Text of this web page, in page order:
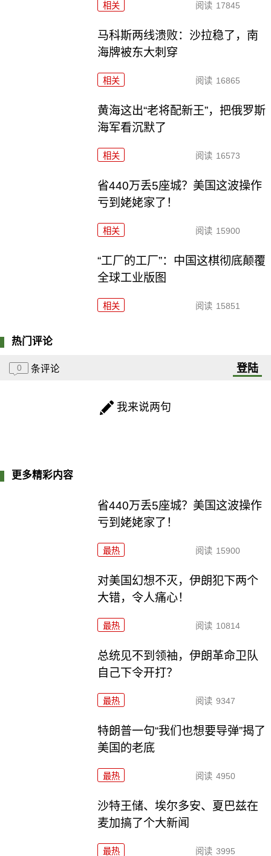
相关 阅读 17845
马科斯两线溃败：沙拉稳了，南
海牌被东大刺穿
相关 阅读 16865
黄海这出“老将配新王”，把俄罗斯
海军看沉默了
相关 阅读 16573
省440万丢5座城？美国这波操作
亏到姥姥家了！
相关 阅读 15900
“工厂的工厂”：中国这棋彻底颠覆
全球工业版图
相关 阅读 15851
热门评论
0 条评论 登陆
我来说两句
更多精彩内容
省440万丢5座城？美国这波操作
亏到姥姥家了！
最热 阅读 15900
对美国幻想不灭，伊朗犯下两个
大错，令人痛心！
最热 阅读 10814
总统见不到领袖，伊朗革命卫队
自己下令开打？
最热 阅读 9347
特朗普一句“我们也想要导弹”揭了
美国的老底
最热 阅读 4950
沙特王储、埃尔多安、夏巴兹在
麦加搞了个大新闻
最热 阅读 3995